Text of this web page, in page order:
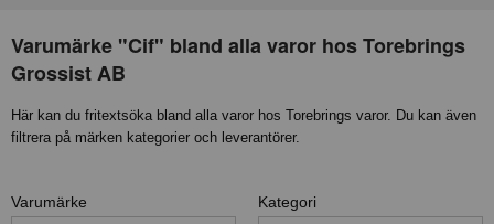
Varumärke "Cif" bland alla varor hos Torebrings
Grossist AB
Här kan du fritextsöka bland alla varor hos Torebrings varor. Du kan även
filtrera på märken kategorier och leverantörer.
Varumärke Kategori